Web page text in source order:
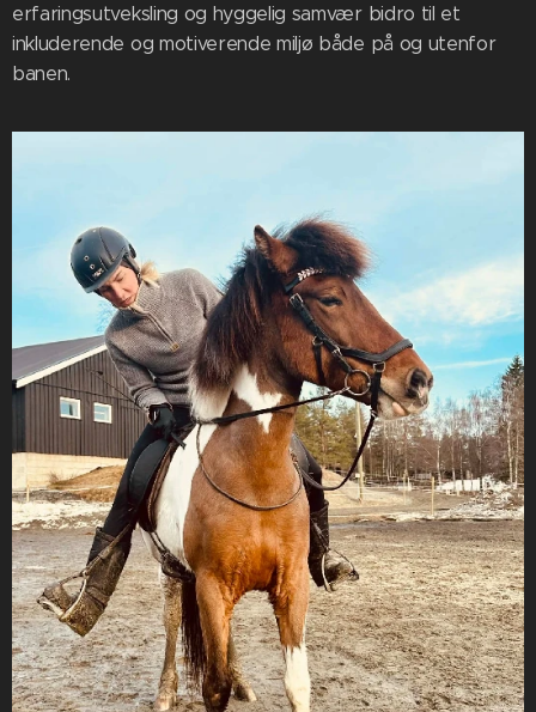
erfaringsutveksling og hyggelig samvær bidro til et
inkluderende og motiverende miljø både på og utenfor
banen.